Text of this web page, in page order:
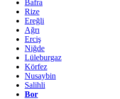
Bafra
Rize
Ereğli
Ağrı
Erciş
Niğde
Lüleburgaz
Körfez
Nusaybin
Salihli
Bor